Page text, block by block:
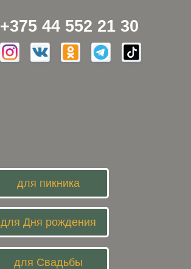
для пикника
для Дня рождения
для Свадьбы
+375 44 552 21 30